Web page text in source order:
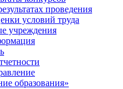
проведения
условий труда
учреждения
образования»